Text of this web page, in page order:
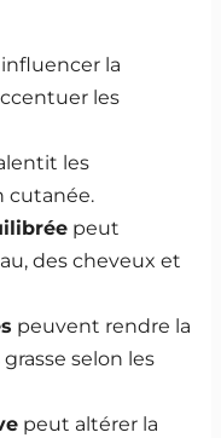
la
les
les
cutanée.
peut
des cheveux et
peuvent rendre la
selon les
peut altérer la